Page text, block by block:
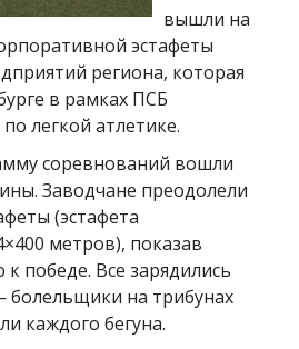
вышли на
эстафеты
региона, которая
в рамках ПСБ
легкой атлетике.
соревнований вошли
Заводчане преодолели
(эстафета
метров), показав
победе. Все зарядились
на трибунах
каждого бегуна.